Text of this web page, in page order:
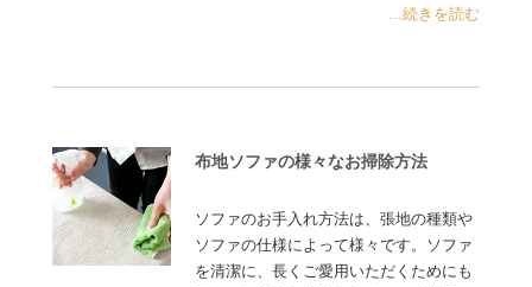
...続きを読む
布地ソファの様々なお掃除方法
ソファのお手入れ方法は、張地の種類や
ソファの仕様によって様々です。ソファ
を清潔に、長くご愛用いただくためにも